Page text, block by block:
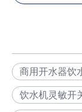
商用开水器饮
饮水机灵敏开